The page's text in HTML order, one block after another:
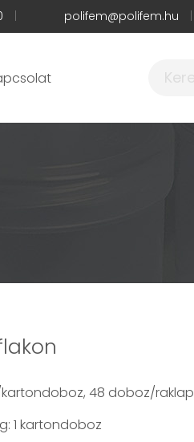
polifem@polifem.hu
48 doboz/raklap
1 kartondoboz